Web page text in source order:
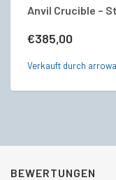
Anvil Crucible –
€385,00
Verkauft durch
BEWERTUNGEN